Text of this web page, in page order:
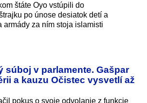
štáte Oyo vstúpili do
po únose desiatok detí a
armády za ním stoja islamisti
súboj v parlamente. Gašpar
a kauzu Očistec vysvetlí až
pokus o svoje odvolanie z funkcie